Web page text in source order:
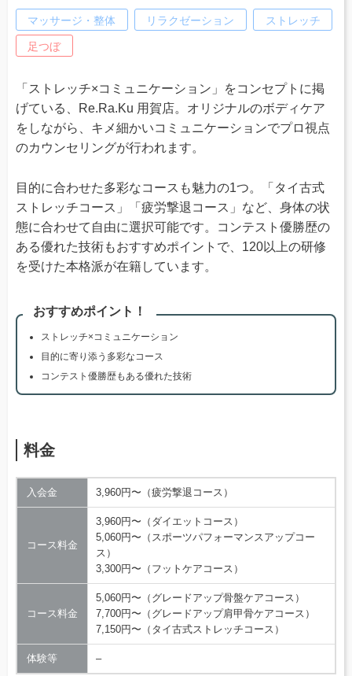
マッサージ・整体 リラクゼーション ストレッチ
足つぼ
「ストレッチ×コミュニケーション」をコンセプトに掲
げている、Re.Ra.Ku 用賀店。オリジナルのボディケア
をしながら、キメ細かいコミュニケーションでプロ視点
のカウンセリングが行われます。
目的に合わせた多彩なコースも魅力の1つ。「タイ古式
ストレッチコース」「疲労撃退コース」など、身体の状
態に合わせて自由に選択可能です。コンテスト優勝歴の
ある優れた技術もおすすめポイントで、120以上の研修
を受けた本格派が在籍しています。
おすすめポイント！
ストレッチ×コミュニケーション
目的に寄り添う多彩なコース
コンテスト優勝歴もある優れた技術
料金
入会金 3,960円〜（疲労撃退コース）
コース料金
3,960円〜（ダイエットコース）
5,060円〜（スポーツパフォーマンスアップコー
ス）
3,300円〜（フットケアコース）
コース料金
5,060円〜（グレードアップ骨盤ケアコース）
7,700円〜（グレードアップ肩甲骨ケアコース）
7,150円〜（タイ古式ストレッチコース）
体験等 –